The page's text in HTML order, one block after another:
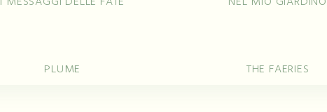
Fedi Bracciali Collane
PLUME THE FAERIES